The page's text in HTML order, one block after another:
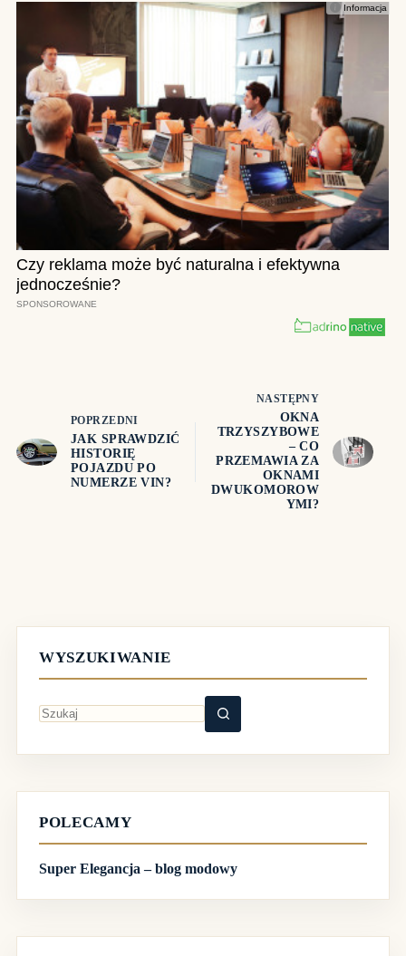
POPRZEDNI
JAK SPRAWDZIĆ
HISTORIĘ
POJAZDU PO
NUMERZE VIN?
NASTĘPNY
OKNA
TRZYSZYBOWE
– CO
PRZEMAWIA ZA
OKNAMI
DWUKOMOROW
YMI?
WYSZUKIWANIE
wyników
POLECAMY
Super Elegancja – blog modowy